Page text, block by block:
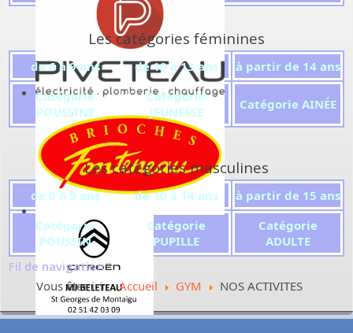
Les catégories féminines
de 6 à 9 ans de 10 à 13 ans
à partir de 14 ans
Catégorie
POUSSINE
Catégorie
JEUNESSE
Catégorie AINÉE
Les catégories masculines
de 6 à 9 ans de 10 à 14 ans
à partir de 15 ans
Catégorie
POUSSIN
Catégorie
PUPILLE
Catégorie
ADULTE
Fil de navigation
Vous êtes ici :Accueil GYM NOS ACTIVITES